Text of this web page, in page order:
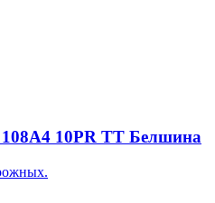
10PR TT Белшина